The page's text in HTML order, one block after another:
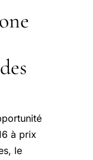
à prix
le